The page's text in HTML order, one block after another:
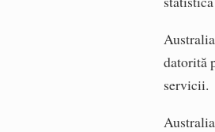
datorită
servicii.